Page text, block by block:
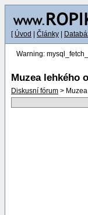
[ Úvod Články
Warning:
Muzea lehkého
Diskusní fórum >